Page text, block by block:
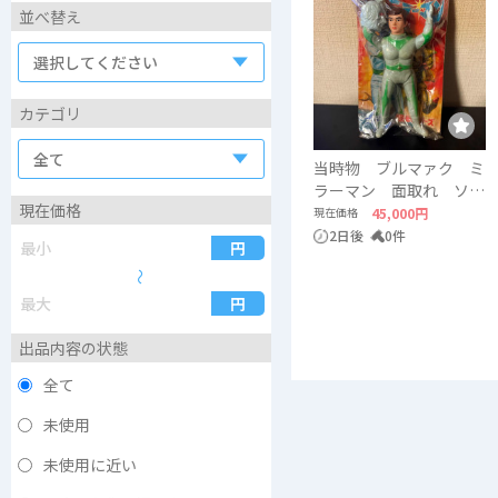
並べ替え
カテゴリ
現在価格
〜
出品内容の状態
全て
未使用
未使用に近い
当時物 ブルマァク ミ
ラーマン 面取れ ソフ
ビ 円谷プロ
現在価格
45,000円
2日後
0件